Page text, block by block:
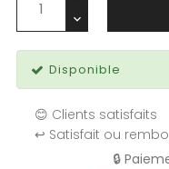
Disponible
😊 Clients satisfaits
↩️ Satisfait ou
🔒